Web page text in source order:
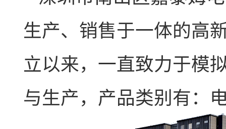
生产、销售于一体的高
立以来，一直致力于模
与生产，产品类别有：